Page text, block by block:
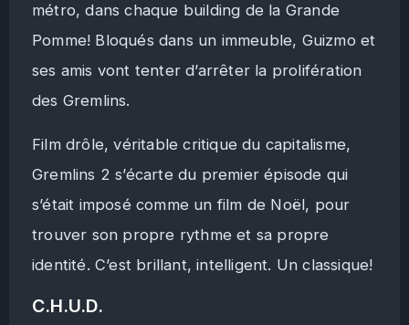
métro, dans chaque building de la Grande
Pomme! Bloqués dans un immeuble, Guizmo et
ses amis vont tenter d’arrêter la prolifération
des Gremlins.
Film drôle, véritable critique du capitalisme,
Gremlins 2 s’écarte du premier épisode qui
s’était imposé comme un film de Noël, pour
trouver son propre rythme et sa propre
identité. C’est brillant, intelligent. Un classique!
C.H.U.D.